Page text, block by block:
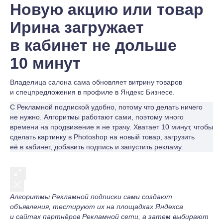
Новую акцию или товар
Ирина загружает
в кабинет не дольше
10 минут
Владелица салона сама обновляет витрину товаров
и спецпредложения в профиле в Яндекс Бизнесе.
С Рекламной подпиской удобно, потому что делать ничего
не нужно. Алгоритмы работают сами, поэтому много
времени на продвижение я не трачу. Хватает 10 минут, чтобы
сделать картинку в Photoshop на новый товар, загрузить
её в кабинет, добавить подпись и запустить рекламу.
Алгоритмы Рекламной подписки сами создают
объявления, тестируют их на площадках Яндекса
и сайтах партнёров Рекламной сети, а затем выбирают